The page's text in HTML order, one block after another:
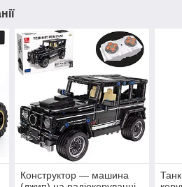
Конструктор — машина